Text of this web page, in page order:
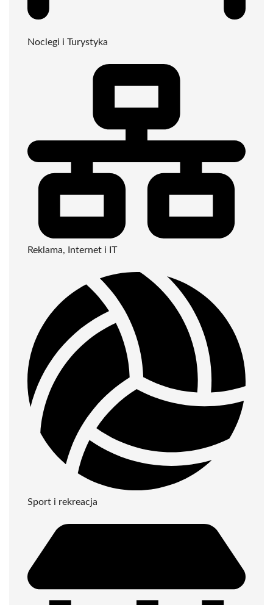
Noclegi i Turystyka
Reklama, Internet i IT
Sport i rekreacja